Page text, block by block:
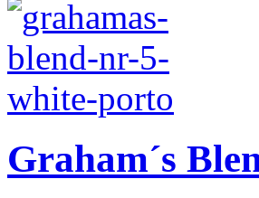
Graham´s